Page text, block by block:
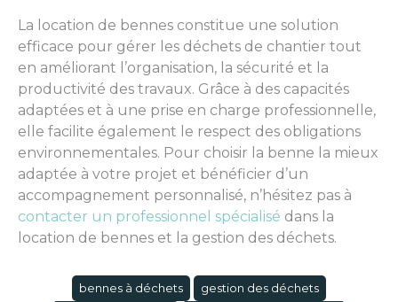
La location de bennes constitue une solution
efficace pour gérer les déchets de chantier tout
en améliorant l’organisation, la sécurité et la
productivité des travaux. Grâce à des capacités
adaptées et à une prise en charge professionnelle,
elle facilite également le respect des obligations
environnementales. Pour choisir la benne la mieux
adaptée à votre projet et bénéficier d’un
accompagnement personnalisé, n’hésitez pas à
contacter un professionnel spécialisé dans la
location de bennes et la gestion des déchets.
bennes à déchets
gestion des déchets